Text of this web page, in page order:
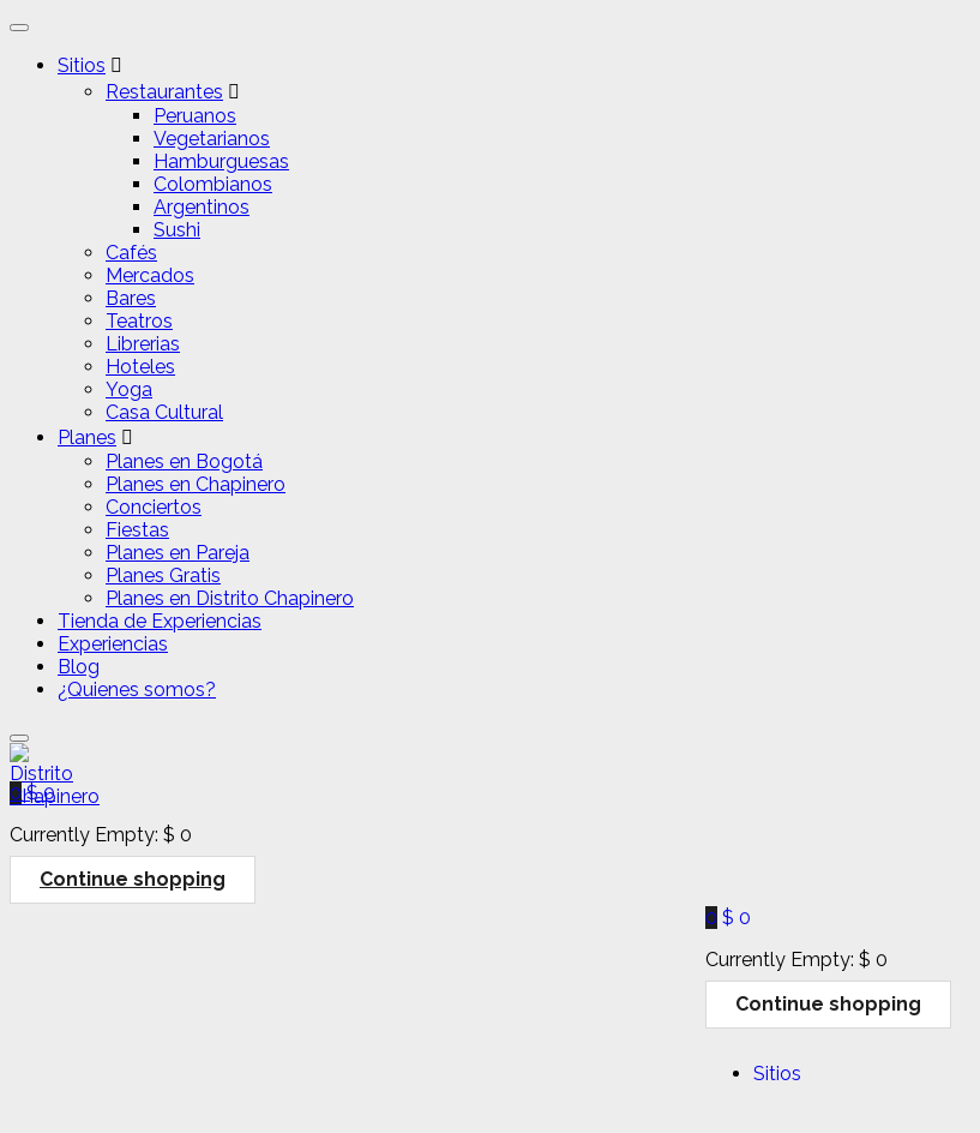
Sitios
Restaurantes
Peruanos
Vegetarianos
Hamburguesas
Colombianos
Argentinos
Sushi
Cafés
Mercados
Bares
Teatros
Librerias
Hoteles
Yoga
Casa Cultural
Planes
Planes en Bogotá
Planes en Chapinero
Conciertos
Fiestas
Planes en Pareja
Planes Gratis
Planes en Distrito Chapinero
Tienda de Experiencias
Experiencias
Blog
¿Quienes somos?
0 $0
Currently Empty: $ 0
Continue shopping
0 $ 0
Currently Empty: $ 0
Continue shopping
Sitios